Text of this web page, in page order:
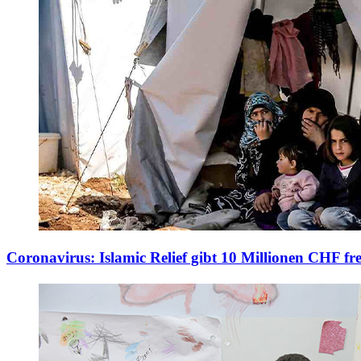
Coronavirus: Islamic Relief gibt 10 Millionen CHF